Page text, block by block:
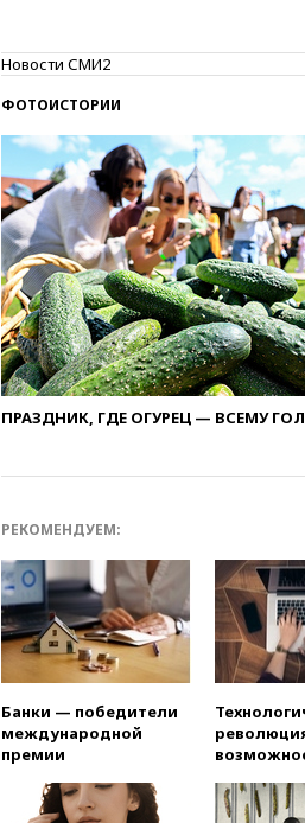
Новости СМИ2
ФОТОИСТОРИИ
ПРАЗДНИК, ГДЕ ОГУРЕЦ — ВСЕМУ
РЕКОМЕНДУЕМ:
Банки — победители
международной
премии